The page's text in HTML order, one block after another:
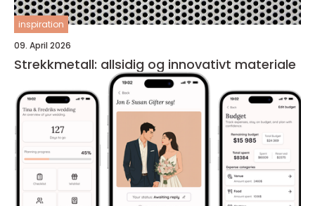
inspiration
09. April 2026
Strekkmetall: allsidig og innovativt materiale